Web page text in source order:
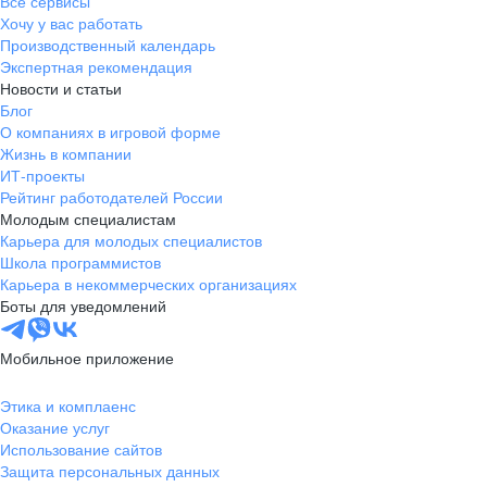
Если документы полностью или частично составлены
на иностранном языке, предоставьте, пожалуйста, заверенный
перевод на русский язык. Также для всех иностранных
поставщиков и подрядчиков нужна справка о резидентстве
с апостилем и перевод — чтобы избежать двойного
налогообложения.
Хочу у вас работать
Производственный календарь
Экспертная рекомендация
Новости и статьи
Блог
О компаниях в игровой форме
Жизнь в компании
ИТ-проекты
Рейтинг работодателей России
Молодым специалистам
Карьера для молодых специалистов
Школа программистов
Карьера в некоммерческих организациях
Боты для уведомлений
Мобильное приложение
Этика и комплаенс
Оказание услуг
Использование сайтов
Защита персональных данных